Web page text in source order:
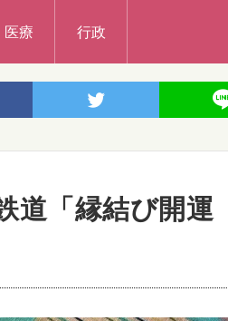
医療 行政
道「縁結び開運